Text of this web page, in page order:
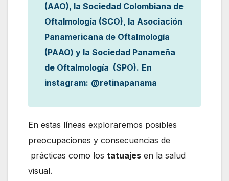
(AAO), la Sociedad Colombiana de
Oftalmología (SCO), la Asociación
Panamericana de Oftalmología
(PAAO) y la Sociedad Panameña
de Oftalmología (SPO). En
instagram: @retinapanama
En estas líneas exploraremos posibles
preocupaciones y consecuencias de
prácticas como los tatuajes en la salud
visual.